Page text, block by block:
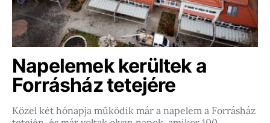
Napelemek kerültek a
Forrásház tetejére
Közel két hónapja működik már a napelem a Forrásház